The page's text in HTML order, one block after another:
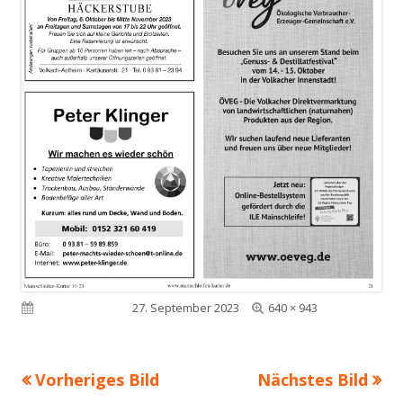
Veröffentlicht am27. September 2023
Volle
640 × 943
Vorheriges Bild Nächstes Bild